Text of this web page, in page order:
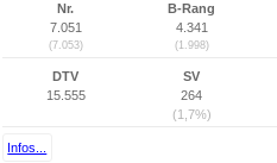
Nr.
7.051
(7.053)
B-Rang
4.341
(1.998)
DTV
15.555
SV
264
(1,7%)
Infos...